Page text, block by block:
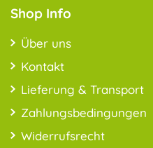
Shop Info
Über uns
Kontakt
Lieferung & Transport
Zahlungsbedingungen
Widerrufsrecht